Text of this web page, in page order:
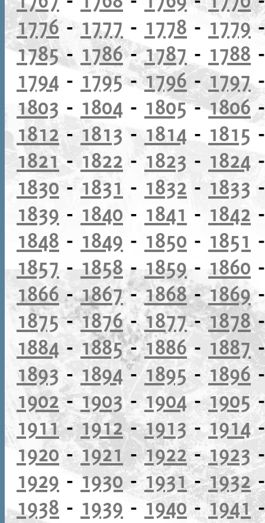
1776- 1777 - 1778 - 1779
1785- 1786-1787 - 1788
1794 - 1795-1796- 1797
1803 - 1804 - 1805-1806
1812 - 1813 - 1814 - 1815
1821- 1822 - 1823 - 1824
1830 - 1831 - 1832 - 1833
1839 - 1840 - 1841 - 1842
1848 - 1849 - 1850 - 1851
1857 - 1858 - 1859 - 1860
1866-1867-1868-1869
1875-1876-1877-1878
1884 - 1885-1886 - 1887
1893 - 1894- 1895-1896
1902-1903 - 1904-1905
1911-1912-1913 -1914
1920 -1921-1922-1923
1929 -1930-1931-1932
1938 - 1939 - 1940-1941